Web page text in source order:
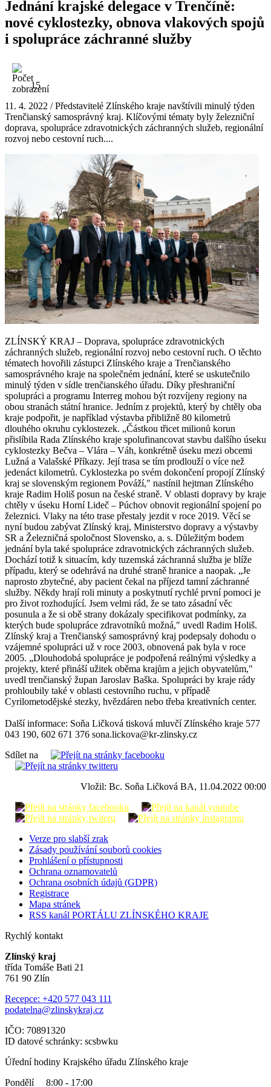
Jednání krajské delegace v Trenčíně:
nové cyklostezky, obnova vlakových spojů
i spolupráce záchranné služby
15
11. 4. 2022 / Představitelé Zlínského kraje navštívili minulý týden
Trenčianský samosprávný kraj. Klíčovými tématy byly železniční
doprava, spolupráce zdravotnických záchranných služeb, regionální
rozvoj nebo cestovní ruch....
ZLÍNSKÝ KRAJ – Doprava, spolupráce zdravotnických
záchranných služeb, regionální rozvoj nebo cestovní ruch. O těchto
tématech hovořili zástupci Zlínského kraje a Trenčianského
samosprávného kraje na společném jednání, které se uskutečnilo
minulý týden v sídle trenčianského úřadu. Díky přeshraniční
spolupráci a programu Interreg mohou být rozvíjeny regiony na
obou stranách státní hranice. Jedním z projektů, který by chtěly oba
kraje podpořit, je například výstavba přibližně 80 kilometrů
dlouhého okruhu cyklostezek. „Částkou třicet milionů korun
přislíbila Rada Zlínského kraje spolufinancovat stavbu dalšího úseku
cyklostezky Bečva – Vlára – Váh, konkrétně úseku mezi obcemi
Lužná a Valašské Příkazy. Její trasa se tím prodlouží o více než
jedenáct kilometrů. Cyklostezka po svém dokončení propojí Zlínský
kraj se slovenským regionem Pováží," nastínil hejtman Zlínského
kraje Radim Holiš posun na české straně. V oblasti dopravy by kraje
chtěly v úseku Horní Lideč – Púchov obnovit regionální spojení po
železnici. Vlaky na této trase přestaly jezdit v roce 2019. Věcí se
nyní budou zabývat Zlínský kraj, Ministerstvo dopravy a výstavby
SR a Železničná spoločnost Slovensko, a. s. Důležitým bodem
jednání byla také spolupráce zdravotnických záchranných služeb.
Dochází totiž k situacím, kdy tuzemská záchranná služba je blíže
případu, který se odehrává na druhé straně hranice a naopak. „Je
naprosto zbytečné, aby pacient čekal na příjezd tamní záchranné
služby. Někdy hrají roli minuty a poskytnutí rychlé první pomoci je
pro život rozhodující. Jsem velmi rád, že se tato zásadní věc
posunula a že si obě strany dokázaly specifikovat podmínky, za
kterých bude spolupráce zdravotníků možná," uvedl Radim Holiš.
Zlínský kraj a Trenčianský samosprávný kraj podepsaly dohodu o
vzájemné spolupráci už v roce 2003, obnovená pak byla v roce
2005. „Dlouhodobá spolupráce je podpořená reálnými výsledky a
projekty, které přináší užitek oběma krajům a jejich obyvatelům,"
uvedl trenčianský župan Jaroslav Baška. Spolupráci by kraje rády
prohloubily také v oblasti cestovního ruchu, v případě
Cyrilometodějské stezky, hvězdáren nebo třeba kreativních center.
Další informace: Soňa Ličková tisková mluvčí Zlínského kraje 577
043 190, 602 671 376 sona.lickova@kr-zlinsky.cz
Sdílet na
Vložil: Bc. Soňa Ličková BA, 11.04.2022 00:00
Verze pro slabší zrak
Zásady používání souborů cookies
Prohlášení o přístupnosti
Ochrana oznamovatelů
Ochrana osobních údajů (GDPR)
Registrace
Mapa stránek
RSS kanál PORTÁLU ZLÍNSKÉHO KRAJE
Rychlý kontakt
Zlínský kraj
třída Tomáše Bati 21
761 90 Zlín
Recepce: +420 577 043 111
podatelna@zlinskykraj.cz
IČO: 70891320
ID datové schránky: scsbwku
Úřední hodiny Krajského úřadu Zlínského kraje
Pondělí 8:00 - 17:00